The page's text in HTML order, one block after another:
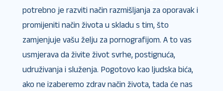
potrebno je razviti način razmišljanja za oporavak i
promijeniti način života u skladu s tim, što
zamjenjuje vašu želju za pornografijom. A to vas
usmjerava da živite život svrhe, postignuća,
udruživanja i služenja. Pogotovo kao ljudska bića,
ako ne izaberemo zdrav način života, tada će nas